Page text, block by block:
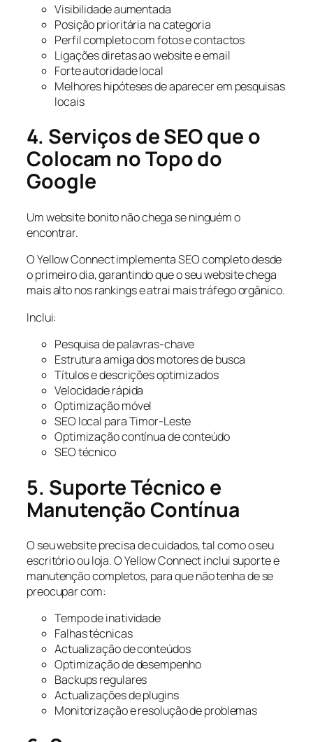
Visibilidade aumentada
Posição prioritária na categoria
Perfil completo com fotos e contactos
Ligações diretas ao website e email
Forte autoridade local
Melhores hipóteses de aparecer em pesquisas
locais
4. Serviços de SEO que o
Colocam no Topo do
Google
Um website bonito não chega se ninguém o
encontrar.
O Yellow Connect implementa SEO completo desde
o primeiro dia, garantindo que o seu website chega
mais alto nos rankings e atrai mais tráfego orgânico.
Inclui:
Pesquisa de palavras-chave
Estrutura amiga dos motores de busca
Títulos e descrições optimizados
Velocidade rápida
Optimização móvel
SEO local para Timor-Leste
Optimização contínua de conteúdo
SEO técnico
5. Suporte Técnico e
Manutenção Contínua
O seu website precisa de cuidados, tal como o seu
escritório ou loja. O Yellow Connect inclui suporte e
manutenção completos, para que não tenha de se
preocupar com:
Tempo de inatividade
Falhas técnicas
Actualização de conteúdos
Optimização de desempenho
Backups regulares
Actualizações de plugins
Monitorização e resolução de problemas